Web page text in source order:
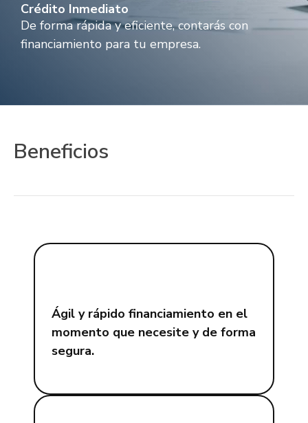
Crédito Inmediato
De forma rápida y eficiente, contarás con
financiamiento para tu empresa.
Beneficios
Ágil y rápido financiamiento en el
momento que necesite y de forma
segura.